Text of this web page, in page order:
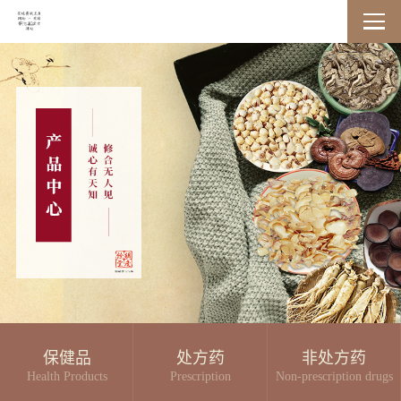
保健品
Health Products
处方药
Prescription
非处方药
Non-prescription drugs